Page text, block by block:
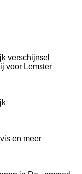
verschijnsel
voor Lemster
en meer